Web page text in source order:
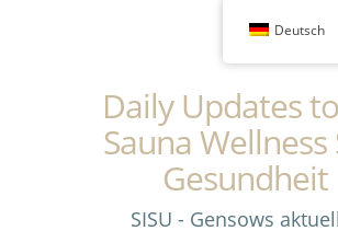
Daily Updates
Sauna Wellness
Gesundheit
SISU - Gensows
Deutsch